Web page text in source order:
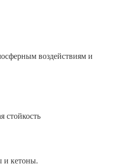
воздействиям и
стойкость
и кетоны.